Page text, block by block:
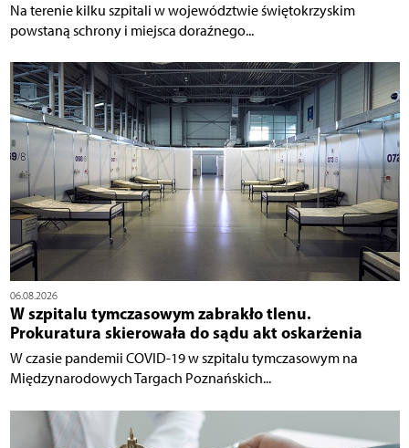
Na terenie kilku szpitali w województwie świętokrzyskim
powstaną schrony i miejsca doraźnego...
06.08.2026
W szpitalu tymczasowym zabrakło tlenu.
Prokuratura skierowała do sądu akt oskarżenia
W czasie pandemii COVID-19 w szpitalu tymczasowym na
Międzynarodowych Targach Poznańskich...